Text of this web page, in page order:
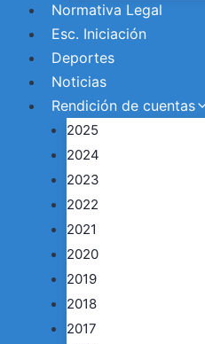
Normativa Legal
Esc. Iniciación
Deportes
Noticias
Rendición de cuentas
2025
2024
2023
2022
2021
2020
2019
2018
2017